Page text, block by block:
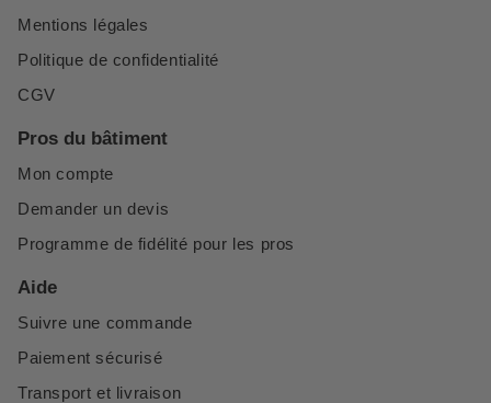
Mentions légales
Politique de confidentialité
CGV
Pros du bâtiment
Mon compte
Demander un devis
Programme de fidélité pour les pros
Aide
Suivre une commande
Paiement sécurisé
Transport et livraison